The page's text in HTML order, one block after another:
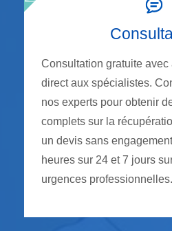
Consultation gratuite avec
direct aux spécialistes.
nos experts pour obtenir
complets sur la
un devis sans
heures sur 24 et 7 jours
urgences professionnelles.